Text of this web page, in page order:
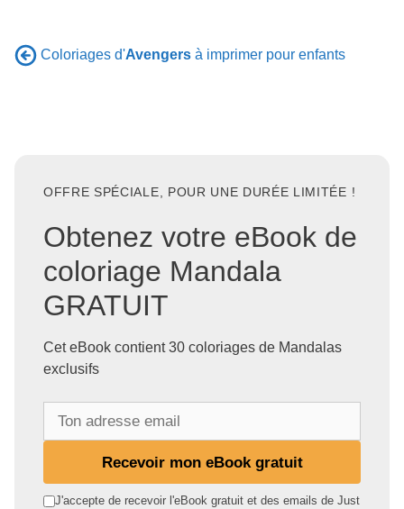
Coloriages d'Avengers à imprimer pour enfants
OFFRE SPÉCIALE, POUR UNE DURÉE LIMITÉE !
Obtenez votre eBook de
coloriage Mandala
GRATUIT
Cet eBook contient 30 coloriages de Mandalas
exclusifs
d
Recevoir mon eBook gratuit
J'accepte de recevoir l'eBook gratuit et des emails de Just